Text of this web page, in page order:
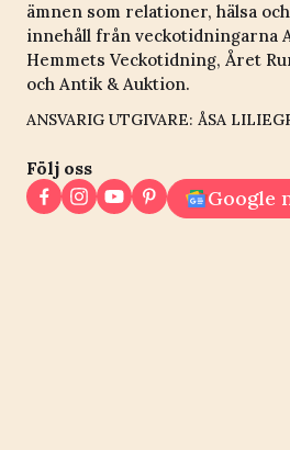
ämnen som relationer, hälsa
innehåll från veckotidningarna
Hemmets Veckotidning, Året
och Antik & Auktion.
ANSVARIG UTGIVARE: ÅSA
Följ oss
Google